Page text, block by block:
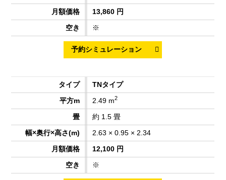
13,860 円
※
TNタイプ
2.49 m2
約 1.5 畳
2.63 × 0.95 × 2.34
12,100 円
※